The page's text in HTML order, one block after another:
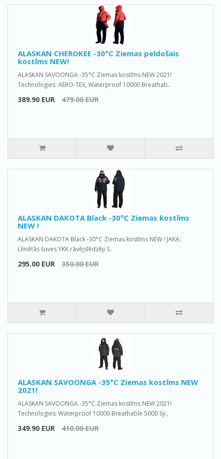
ALASKAN CHEROKEE -30°C Ziemas peldošais
kostīms NEW!
ALASKAN SAVOONGA -35°C Ziemas kostīms NEW 2021!
Technologies: AERO-TEX, Waterproof 10000 Breathab..
389.90 EUR 479.00 EUR
ALASKAN DAKOTA Black -30°C Ziemas kostīms
NEW !
ALASKAN DAKOTA Black -30°C Ziemas kostīms NEW ! JAKA:
Līmētās šuves YKK rāvējslēdzēji S..
295.00 EUR 350.00 EUR
ALASKAN SAVOONGA -35°C Ziemas kostīms NEW
2021!
ALASKAN SAVOONGA -35°C Ziemas kostīms NEW 2021!
Technologies: Waterproof 10000 Breathable 5000 Sy..
349.90 EUR 410.00 EUR